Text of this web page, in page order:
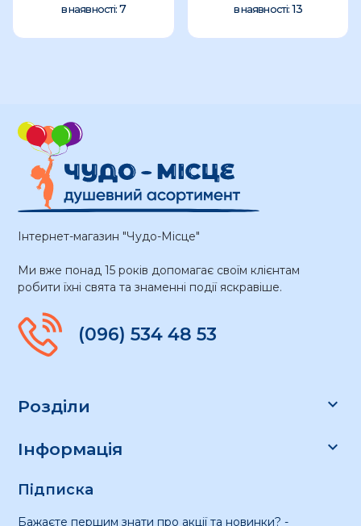
в наявності: 7 в наявності: 13
Інтернет-магазин "Чудо-Місце"
Ми вже понад 15 років допомагає своїм клієнтам
робити їхні свята та знаменні події яскравіше.
(096) 534 48 53
Розділи 
Інформація 
Підписка
Бажаєте першим знати про акції та новинки? -